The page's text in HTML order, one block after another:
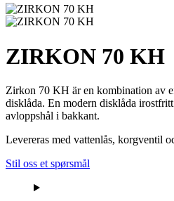
ZIRKON 70 KH
Zirkon 70 KH är en kombination av
disklåda. En modern disklåda
avloppshål i bakkant.
Levereras med vattenlås, korgventil
Stil oss et spørsmål